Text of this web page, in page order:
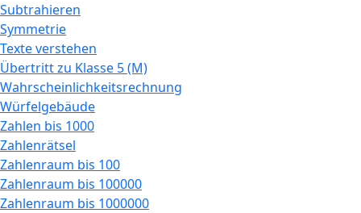
Subtrahieren
Symmetrie
Texte verstehen
Übertritt zu Klasse 5 (M)
Wahrscheinlichkeitsrechnung
Würfelgebäude
Zahlen bis 1000
Zahlenrätsel
Zahlenraum bis 100
Zahlenraum bis 100000
Zahlenraum bis 1000000